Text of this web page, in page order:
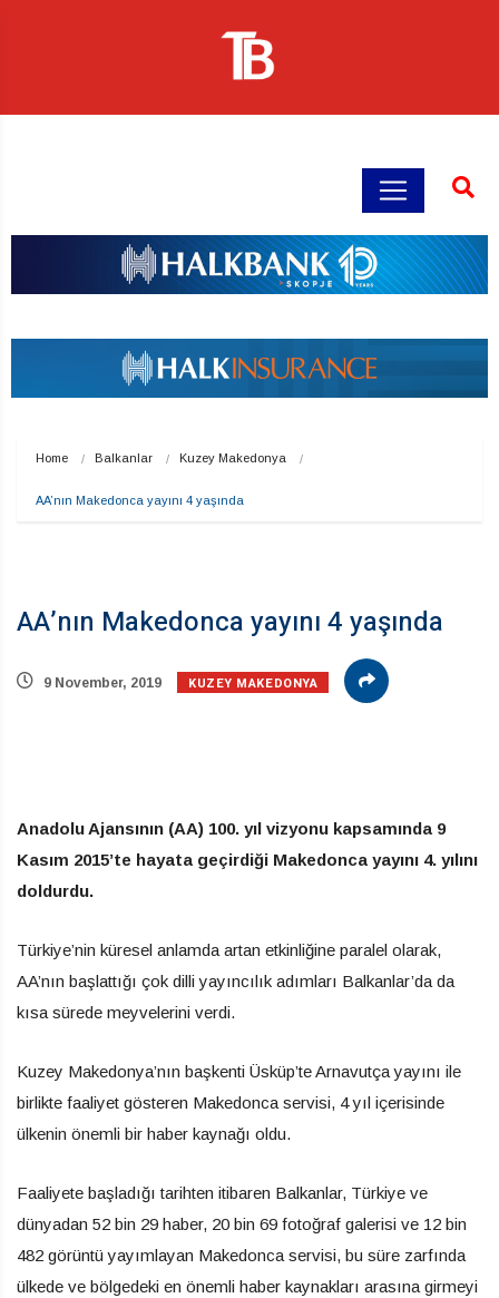
Home Balkanlar Kuzey Makedonya
AA’nın Makedonca yayını 4 yaşında
AA’nın Makedonca yayını 4 yaşında
9 November, 2019 KUZEY MAKEDONYA
Anadolu Ajansının (AA) 100. yıl vizyonu kapsamında 9
Kasım 2015’te hayata geçirdiği Makedonca yayını 4. yılını
doldurdu.
Türkiye’nin küresel anlamda artan etkinliğine paralel olarak,
AA’nın başlattığı çok dilli yayıncılık adımları Balkanlar’da da
kısa sürede meyvelerini verdi.
Kuzey Makedonya’nın başkenti Üsküp’te Arnavutça yayını ile
birlikte faaliyet gösteren Makedonca servisi, 4 yıl içerisinde
ülkenin önemli bir haber kaynağı oldu.
Faaliyete başladığı tarihten itibaren Balkanlar, Türkiye ve
dünyadan 52 bin 29 haber, 20 bin 69 fotoğraf galerisi ve 12 bin
482 görüntü yayımlayan Makedonca servisi, bu süre zarfında
ülkede ve bölgedeki en önemli haber kaynakları arasına girmeyi